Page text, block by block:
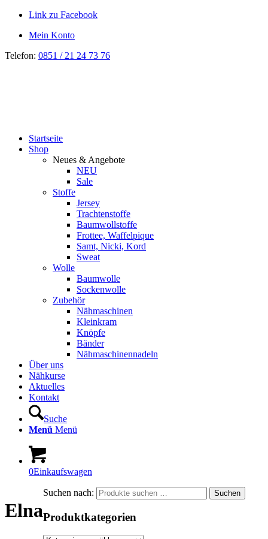
Link zu Facebook
Mein Konto
Telefon: 0851 / 21 24 73 76
Startseite
Shop
Neues & Angebote
NEU
Sale
Stoffe
Jersey
Trachtenstoffe
Baumwollstoffe
Frottee, Waffelpique
Samt, Nicki, Kord
Sweat
Wolle
Baumwolle
Sockenwolle
Zubehör
Nähmaschinen
Kleinkram
Knöpfe
Bänder
Nähmaschinennadeln
Über uns
Nähkurse
Aktuelles
Kontakt
Suche
Menü Menü
0Einkaufswagen
Elna
Suchen nach: Suchen
Produktkategorien